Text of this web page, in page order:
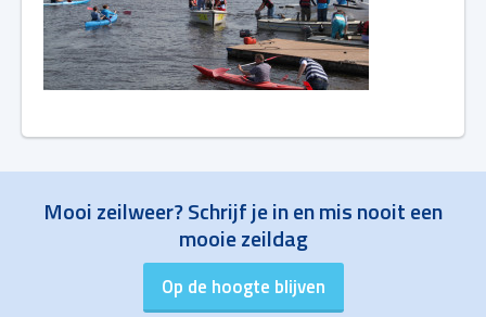
Mooi zeilweer? Schrijf je in en mis nooit een
mooie zeildag